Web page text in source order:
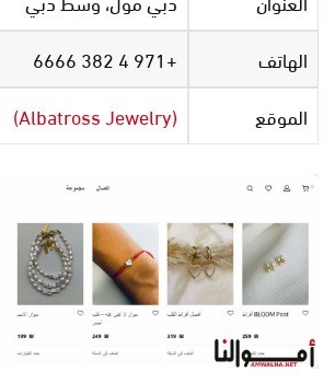
الهاتف
+971 4 382 6666
الموقع
(Albatross Jewelry)